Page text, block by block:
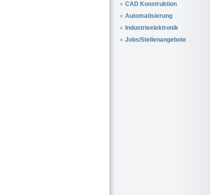
CAD Konstruktion
Automatisierung
Industrieelektronik
Jobs/Stellenangebote